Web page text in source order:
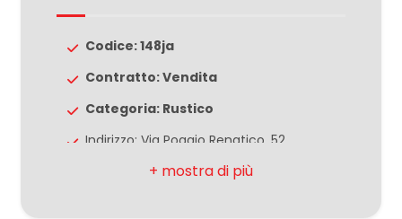
Codice: 148ja
Contratto: Vendita
Categoria: Rustico
Indirizzo: Via Poggio Renatico, 52
CAP: 44124